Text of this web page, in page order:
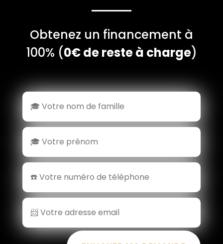
Obtenez un financement à
100% (0€ de reste à charge)